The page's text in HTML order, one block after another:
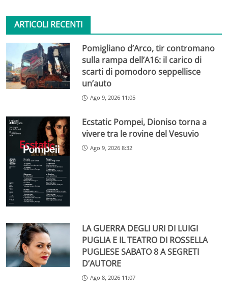
ARTICOLI RECENTI
Pomigliano d’Arco, tir contromano
sulla rampa dell’A16: il carico di
scarti di pomodoro seppellisce
un’auto
Ago 9, 2026 11:05
Ecstatic Pompei, Dioniso torna a
vivere tra le rovine del Vesuvio
Ago 9, 2026 8:32
LA GUERRA DEGLI URI DI LUIGI
PUGLIA E IL TEATRO DI ROSSELLA
PUGLIESE SABATO 8 A SEGRETI
D’AUTORE
Ago 8, 2026 11:07